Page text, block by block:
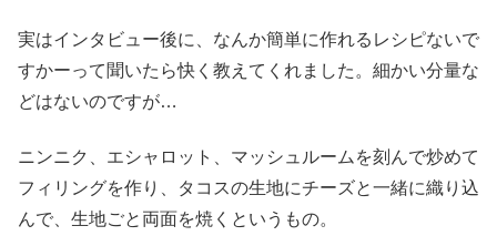
実はインタビュー後に、なんか簡単に作れるレシピないで
すかーって聞いたら快く教えてくれました。細かい分量な
どはないのですが…
ニンニク、エシャロット、マッシュルームを刻んで炒めて
フィリングを作り、タコスの生地にチーズと一緒に織り込
んで、生地ごと両面を焼くというもの。